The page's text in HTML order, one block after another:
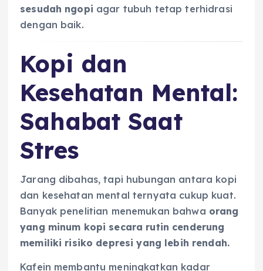
sesudah ngopi agar tubuh tetap terhidrasi
dengan baik.
Kopi dan
Kesehatan Mental:
Sahabat Saat
Stres
Jarang dibahas, tapi hubungan antara kopi
dan kesehatan mental ternyata cukup kuat.
Banyak penelitian menemukan bahwa orang
yang minum kopi secara rutin cenderung
memiliki risiko depresi yang lebih rendah.
Kafein membantu meningkatkan kadar